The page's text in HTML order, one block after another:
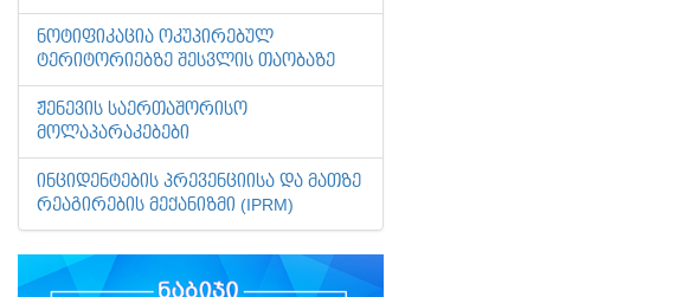
ᲜᲝᲢᲘᲤᲘᲙᲐᲪᲘᲐ ᲝᲙᲣᲞᲘᲠᲔᲑᲣᲚ
ᲢᲔᲠᲘᲢᲝᲠᲘᲔᲑᲖᲔ ᲨᲔᲡᲕᲚᲘᲡ ᲗᲐᲝᲑᲐᲖᲔ
ᲟᲔᲜᲔᲕᲘᲡ ᲡᲐᲔᲠᲗᲐᲨᲝᲠᲘᲡᲝ
ᲛᲝᲚᲐᲞᲐᲠᲐᲙᲔᲑᲔᲑᲘ
ᲘᲜᲪᲘᲓᲔᲜᲢᲔᲑᲘᲡ ᲞᲠᲔᲕᲔᲜᲪᲘᲘᲡᲐ ᲓᲐ ᲛᲐᲗᲖᲔ
ᲠᲔᲐᲒᲘᲠᲔᲑᲘᲡ ᲛᲔᲥᲐᲜᲘᲖᲛᲘ (IPRM)